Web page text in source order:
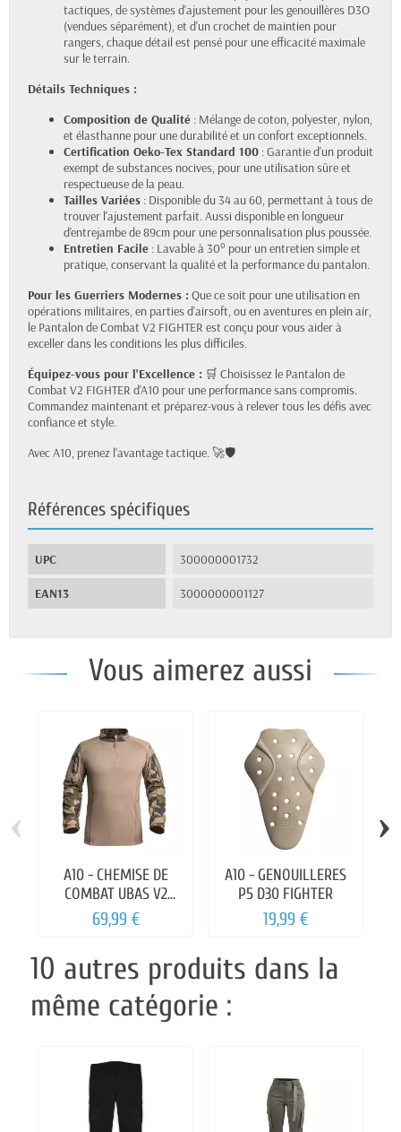
tactiques, de systèmes d'ajustement pour les genouillères D3O
(vendues séparément), et d'un crochet de maintien pour
rangers, chaque détail est pensé pour une efficacité maximale
sur le terrain.
Détails Techniques :
Composition de Qualité : Mélange de coton, polyester, nylon,
et élasthanne pour une durabilité et un confort exceptionnels.
Certification Oeko-Tex Standard 100 : Garantie d'un produit
exempt de substances nocives, pour une utilisation sûre et
respectueuse de la peau.
Tailles Variées : Disponible du 34 au 60, permettant à tous de
trouver l'ajustement parfait. Aussi disponible en longueur
d'entrejambe de 89cm pour une personnalisation plus poussée.
Entretien Facile : Lavable à 30° pour un entretien simple et
pratique, conservant la qualité et la performance du pantalon.
Pour les Guerriers Modernes : Que ce soit pour une utilisation en
opérations militaires, en parties d'airsoft, ou en aventures en plein air,
le Pantalon de Combat V2 FIGHTER est conçu pour vous aider à
exceller dans les conditions les plus difficiles.
Équipez-vous pour l'Excellence : 🛒 Choisissez le Pantalon de
Combat V2 FIGHTER d'A10 pour une performance sans compromis.
Commandez maintenant et préparez-vous à relever tous les défis avec
confiance et style.
Avec A10, prenez l'avantage tactique. 🚀🛡️
Références spécifiques
UPC 300000001732
EAN13 3000000001127
Vous aimerez aussi
A10 - CHEMISE DE
COMBAT UBAS V2
FIGHTER
69,99 €
A10 - GENOUILLERES
P5 D30 FIGHTER
19,99 €
‹ ›
10 autres produits dans la
même catégorie :